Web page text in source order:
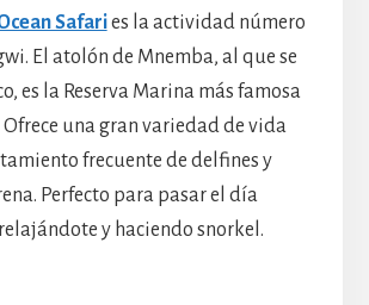
Safaries la actividad número
El atolón de Mnemba, al que se
es la Reserva Marina más famosa
una gran variedad de vida
frecuente de delfines y
Perfecto para pasar el día
y haciendo snorkel.